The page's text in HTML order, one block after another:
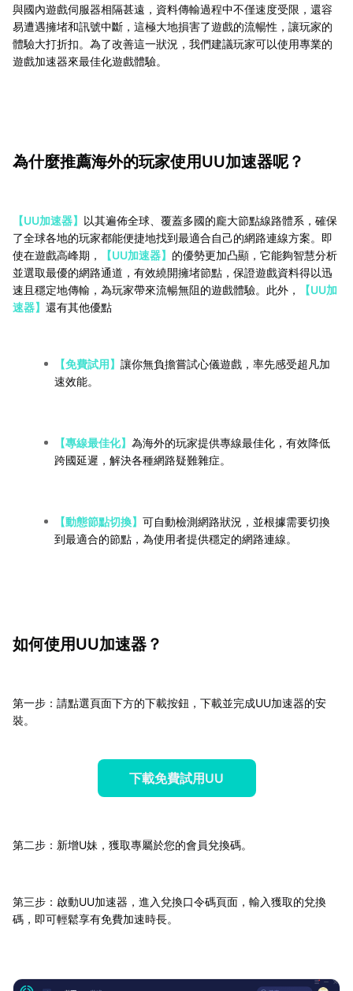
與國內遊戲伺服器相隔甚遠，資料傳輸過程中不僅速度受限，還容
易遭遇擁堵和訊號中斷，這極大地損害了遊戲的流暢性，讓玩家的
體驗大打折扣。為了改善這一狀況，我們建議玩家可以使用專業的
遊戲加速器來最佳化遊戲體驗。
為什麼推薦海外的玩家使用UU加速器呢？
【UU加速器】 以其遍佈全球、覆蓋多國的龐大節點線路體系，確保
了全球各地的玩家都能便捷地找到最適合自己的網路連線方案。即
使在遊戲高峰期，
【UU加速器】 的優勢更加凸顯，它能夠智慧分析
並選取最優的網路通道，有效繞開擁堵節點，保證遊戲資料得以迅
速且穩定地傳輸，為玩家帶來流暢無阻的遊戲體驗。此外，
【UU加
速器】 還有其他優點
【免費試用】 讓你無負擔嘗試心儀遊戲，率先感受超凡加
速效能。
【專線最佳化】 為海外的玩家提供專線最佳化，有效降低
跨國延遲，解決各種網路疑難雜症。
【動態節點切換】 可自動檢測網路狀況，並根據需要切換
到最適合的節點，為使用者提供穩定的網路連線。
如何使用UU加速器？
第一步：請點選頁面下方的下載按鈕，下載並完成UU加速器的安
裝。
下載免費試用UU
第二步：新增U妹，獲取專屬於您的會員兌換碼。
第三步：啟動UU加速器，進入兌換口令碼頁面，輸入獲取的兌換
碼，即可輕鬆享有免費加速時長。